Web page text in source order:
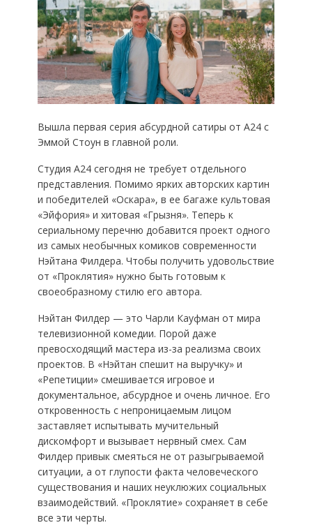
Вышла первая серия абсурдной сатиры от А24 с
Эммой Стоун в главной роли.
Студия А24 сегодня не требует отдельного
представления. Помимо ярких авторских картин
и победителей «Оскара», в ее багаже культовая
«Эйфория» и хитовая «Грызня». Теперь к
сериальному перечню добавится проект одного
из самых необычных комиков современности
Нэйтана Филдера. Чтобы получить удовольствие
от «Проклятия» нужно быть готовым к
своеобразному стилю его автора.
Нэйтан Филдер — это Чарли Кауфман от мира
телевизионной комедии. Порой даже
превосходящий мастера из-за реализма своих
проектов. В «Нэйтан спешит на выручку» и
«Репетиции» смешивается игровое и
документальное, абсурдное и очень личное. Его
откровенность с непроницаемым лицом
заставляет испытывать мучительный
дискомфорт и вызывает нервный смех. Сам
Филдер привык смеяться не от разыгрываемой
ситуации, а от глупости факта человеческого
существования и наших неуклюжих социальных
взаимодействий. «Проклятие» сохраняет в себе
все эти черты.